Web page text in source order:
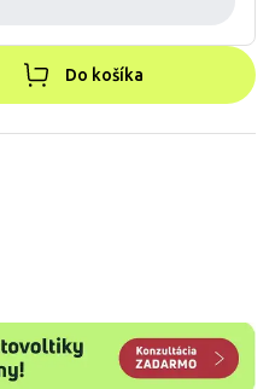
Do košíka